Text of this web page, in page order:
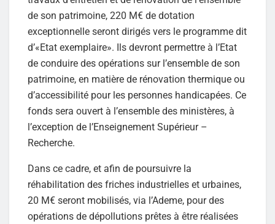
de son patrimoine, 220 M€ de dotation
exceptionnelle seront dirigés vers le programme dit
d’«Etat exemplaire». Ils devront permettre à l’Etat
de conduire des opérations sur l’ensemble de son
patrimoine, en matière de rénovation thermique ou
d’accessibilité pour les personnes handicapées. Ce
fonds sera ouvert à l’ensemble des ministères, à
l’exception de l’Enseignement Supérieur –
Recherche.
Dans ce cadre, et afin de poursuivre la
réhabilitation des friches industrielles et urbaines,
20 M€ seront mobilisés, via l’Ademe, pour des
opérations de dépollutions prêtes à être réalisées